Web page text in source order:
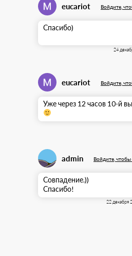
eucariot Войдите,
Спасибо)
24
eucariot Войдите,
Уже через 12 часов 10-й
admin Войдите, чтобы
Совпадение.))
Спасибо!
22 декабря